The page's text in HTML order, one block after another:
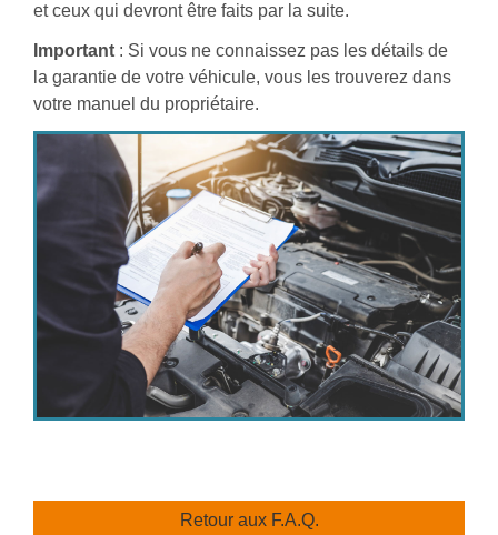
et ceux qui devront être faits par la suite.
Important : Si vous ne connaissez pas les détails de
la garantie de votre véhicule, vous les trouverez dans
votre manuel du propriétaire.
Retour aux F.A.Q.